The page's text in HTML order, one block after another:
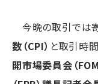
今晩の取引では
数（CPI） と取引時
開市場委員会（